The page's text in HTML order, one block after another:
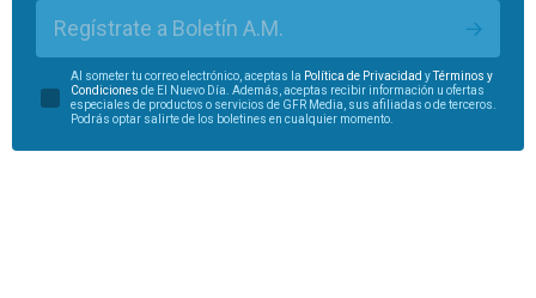
Regístrate a Boletín A.M.
Al someter tu correo electrónico, aceptas la Política de Privacidad yTérminos y
Condiciones de El Nuevo Día. Además, aceptas recibir información u ofertas
especiales de productos o servicios de GFR Media, sus afiliadas o de terceros.
Podrás optar salirte de los boletines en cualquier momento.